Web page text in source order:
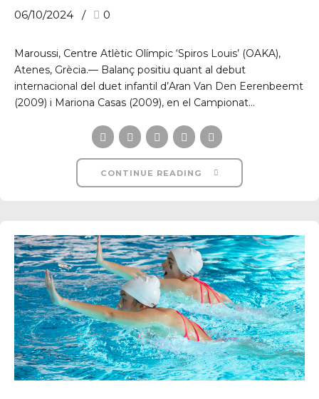
06/10/2024 0
Maroussi, Centre Atlètic Olímpic ‘Spiros Louis’ (OAKA),
Atenes, Grècia.— Balanç positiu quant al debut
internacional del duet infantil d’Aran Van Den Eerenbeemt
(2009) i Mariona Casas (2009), en el Campionat...
CONTINUE READING